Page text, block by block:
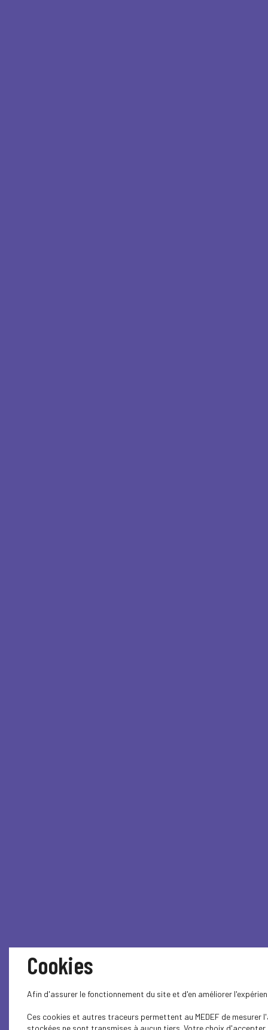
Cookies
Afin d'assurer le fonctionnement du site et d'en améliorer
Ces cookies et autres traceurs permettent au MEDEF de
stockées ne sont transmises à aucun tiers. Votre choix